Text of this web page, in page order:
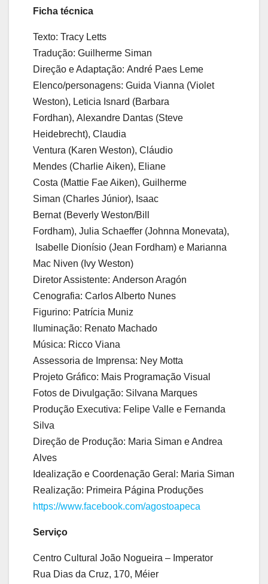
Ficha técnica
Texto: Tracy Letts
Tradução: Guilherme Siman
Direção e Adaptação: André Paes Leme
Elenco/personagens: Guida Vianna (Violet
Weston), Leticia Isnard (Barbara
Fordhan), Alexandre Dantas (Steve
Heidebrecht), Claudia
Ventura (Karen Weston), Cláudio
Mendes (Charlie Aiken), Eliane
Costa (Mattie Fae Aiken), Guilherme
Siman (Charles Júnior), Isaac
Bernat (Beverly Weston/Bill
Fordham), Julia Schaeffer (Johnna Monevata),
Isabelle Dionísio (Jean Fordham) e Marianna
Mac Niven (Ivy Weston)
Diretor Assistente: Anderson Aragón
Cenografia: Carlos Alberto Nunes
Figurino: Patrícia Muniz
Iluminação: Renato Machado
Música: Ricco Viana
Assessoria de Imprensa: Ney Motta
Projeto Gráfico: Mais Programação Visual
Fotos de Divulgação: Silvana Marques
Produção Executiva: Felipe Valle e Fernanda
Silva
Direção de Produção: Maria Siman e Andrea
Alves
Idealização e Coordenação Geral: Maria Siman
Realização: Primeira Página Produções
https://www.facebook.com/agostoapeca
Serviço
Centro Cultural João Nogueira – Imperator
Rua Dias da Cruz, 170, Méier